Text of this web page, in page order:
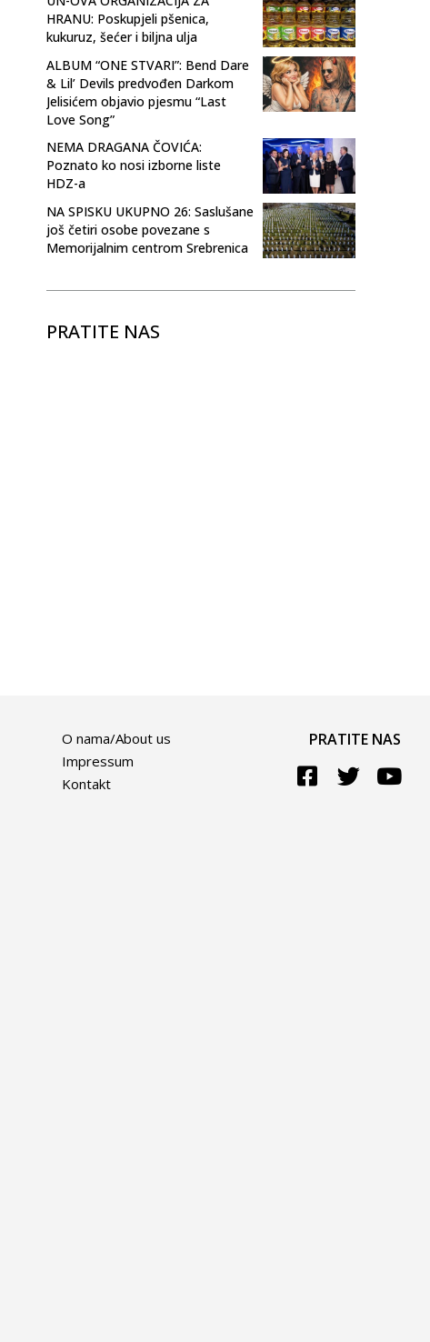
HRANU: Poskupjeli pšenica,
kukuruz, šećer i biljna ulja
ALBUM “ONE STVARI”: Bend Dare
& Lil’ Devils predvođen Darkom
Jelisićem objavio pjesmu “Last
Love Song”
NEMA DRAGANA ČOVIĆA:
Poznato ko nosi izborne liste
HDZ-a
NA SPISKU UKUPNO 26: Saslušane
još četiri osobe povezane s
Memorijalnim centrom Srebrenica
PRATITE NAS
O nama/About us
Impressum
Kontakt
PRATITE NAS